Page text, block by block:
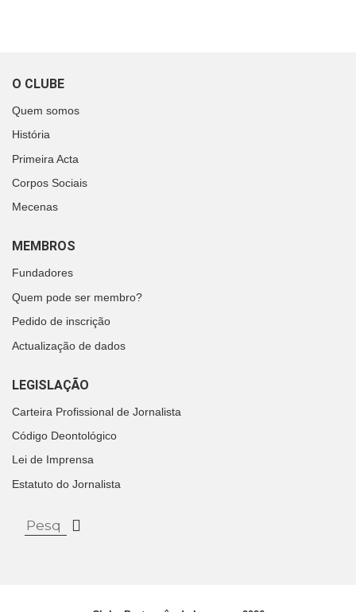
O CLUBE
Quem somos
História
Primeira Acta
Corpos Sociais
Mecenas
MEMBROS
Fundadores
Quem pode ser membro?
Pedido de inscrição
Actualização de dados
LEGISLAÇÃO
Carteira Profissional de Jornalista
Código Deontológico
Lei de Imprensa
Estatuto do Jornalista